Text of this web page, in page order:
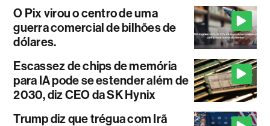
O Pix virou o centro de uma
guerra comercial de bilhões de
dólares.
Escassez de chips de memória
para IA pode se estender além de
2030, diz CEO da SK Hynix
Trump diz que trégua com Irã